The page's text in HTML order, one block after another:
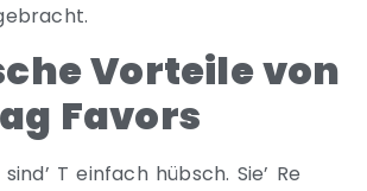
Vorteile von
Favors
T einfach hübsch. Sie’ Re